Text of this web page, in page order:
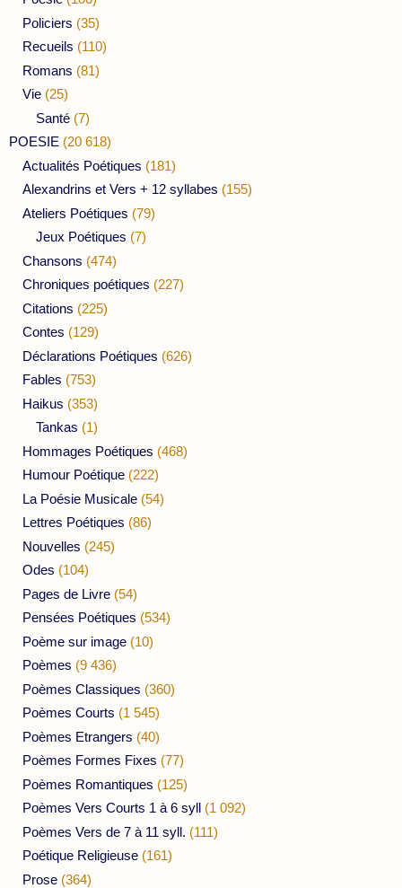
Policiers (35)
Recueils (110)
Romans (81)
Vie (25)
Santé (7)
POESIE (20 618)
Actualités Poétiques (181)
Alexandrins et Vers + 12 syllabes (155)
Ateliers Poétiques (79)
Jeux Poétiques (7)
Chansons (474)
Chroniques poétiques (227)
Citations (225)
Contes (129)
Déclarations Poétiques (626)
Fables (753)
Haikus (353)
Tankas (1)
Hommages Poétiques (468)
Humour Poétique (222)
La Poésie Musicale (54)
Lettres Poétiques (86)
Nouvelles (245)
Odes (104)
Pages de Livre (54)
Pensées Poétiques (534)
Poème sur image (10)
Poèmes (9 436)
Poèmes Classiques (360)
Poèmes Courts (1 545)
Poèmes Etrangers (40)
Poèmes Formes Fixes (77)
Poèmes Romantiques (125)
Poèmes Vers Courts 1 à 6 syll (1 092)
Poèmes Vers de 7 à 11 syll. (111)
Poétique Religieuse (161)
Prose (364)